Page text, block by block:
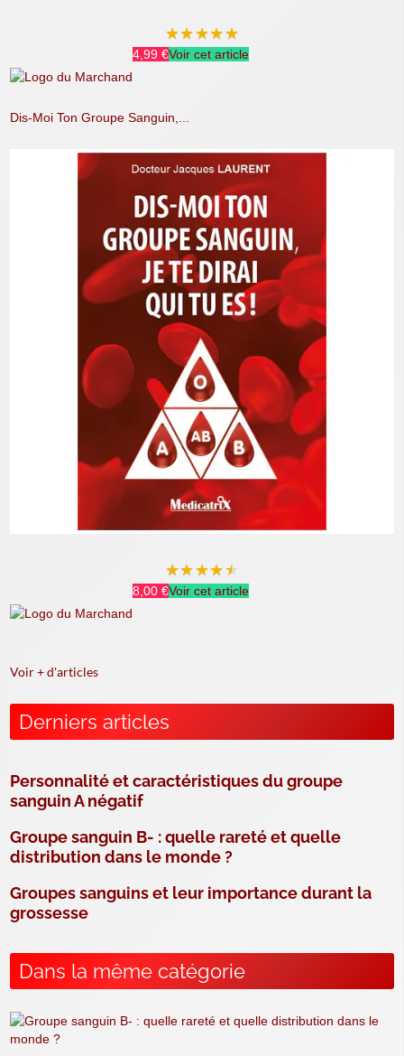
★★★★★
4,99 €Voir cet article
Dis-Moi Ton Groupe Sanguin,...
★★★★★
8,00 €Voir cet article
Voir + d'articles
Derniers articles
Personnalité et caractéristiques du groupe
sanguin A négatif
Groupe sanguin B- : quelle rareté et quelle
distribution dans le monde ?
Groupes sanguins et leur importance durant la
grossesse
Dans la même catégorie